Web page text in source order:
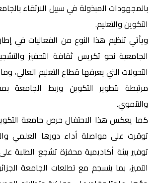
بالمجهودات المبذولة في سبيل الارتقاء
التكوين والتعليم.
ويأتي تنظيم هذا النوع من الفعاليات في
الجامعية نحو تكريس ثقافة التحفيز
التحولات التي يعرفها قطاع التعليم العالي،
مرتبطة بتطوير التكوين وربط الجامعة
والتنموي.
كما يعكس هذا الاحتفال حرص جامعة
توقرت على مواصلة أداء دورها العلمي
توفير بيئة أكاديمية محفزة تشجع الطلبة
التميز، بما ينسجم مع تطلعات الجامعة